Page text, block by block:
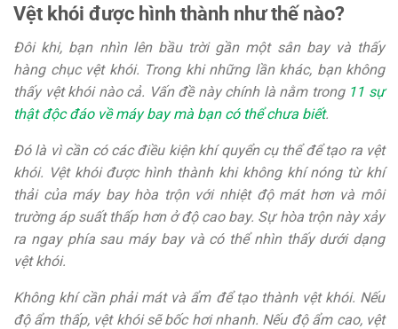
Vệt khói được hình thành như thế nào?
Đôi khi, bạn nhìn lên bầu trời gần một sân bay và thấy
hàng chục vệt khói. Trong khi những lần khác, bạn không
thấy vệt khói nào cả. Vấn đề này chính là nằm trong 11 sự
thật độc đáo về máy bay mà bạn có thể chưa biết.
Đó là vì cần có các điều kiện khí quyển cụ thể để tạo ra vệt
khói. Vệt khói được hình thành khi không khí nóng từ khí
thải của máy bay hòa trộn với nhiệt độ mát hơn và môi
trường áp suất thấp hơn ở độ cao bay. Sự hòa trộn này xảy
ra ngay phía sau máy bay và có thể nhìn thấy dưới dạng
vệt khói.
Không khí cần phải mát và ẩm để tạo thành vệt khói. Nếu
độ ẩm thấp, vệt khói sẽ bốc hơi nhanh. Nếu độ ẩm cao, vệt